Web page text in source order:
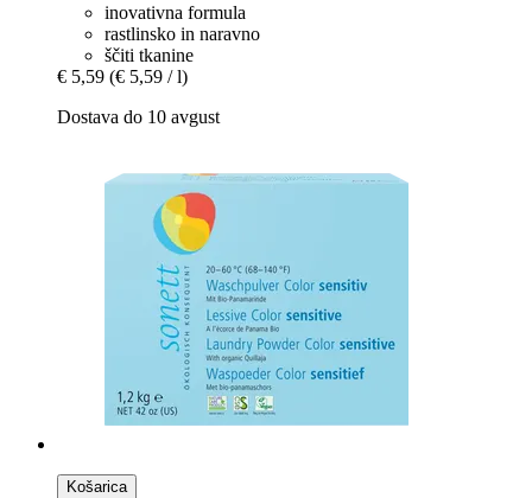
inovativna formula
rastlinsko in naravno
ščiti tkanine
€ 5,59 (€ 5,59 / l)
Dostava do 10 avgust
Košarica